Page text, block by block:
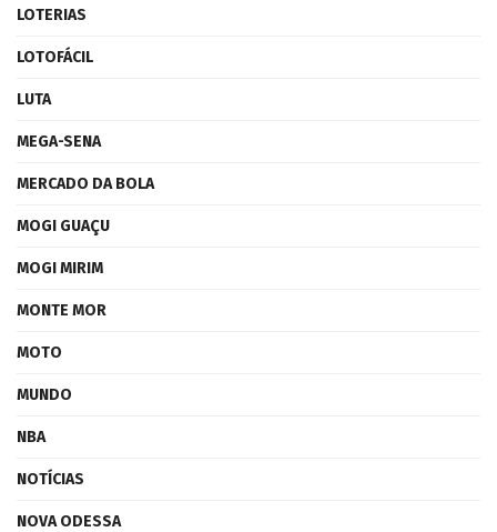
LOTERIAS
LOTOFÁCIL
LUTA
MEGA-SENA
MERCADO DA BOLA
MOGI GUAÇU
MOGI MIRIM
MONTE MOR
MOTO
MUNDO
NBA
NOTÍCIAS
NOVA ODESSA